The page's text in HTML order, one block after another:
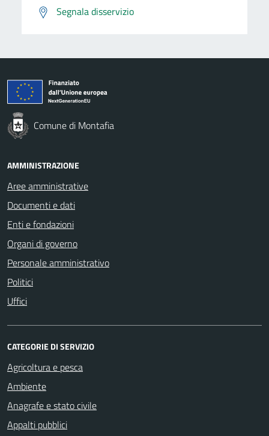
Segnala disservizio
Comune di Montafia
AMMINISTRAZIONE
Aree amministrative
Documenti e dati
Enti e fondazioni
Organi di governo
Personale amministrativo
Politici
Uffici
CATEGORIE DI SERVIZIO
Agricoltura e pesca
Ambiente
Anagrafe e stato civile
Appalti pubblici